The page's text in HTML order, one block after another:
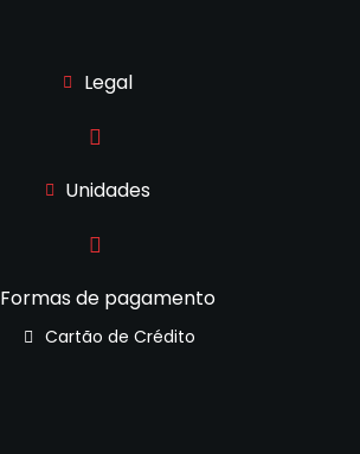
Legal
Unidades
Formas de pagamento
Cartão de Crédito